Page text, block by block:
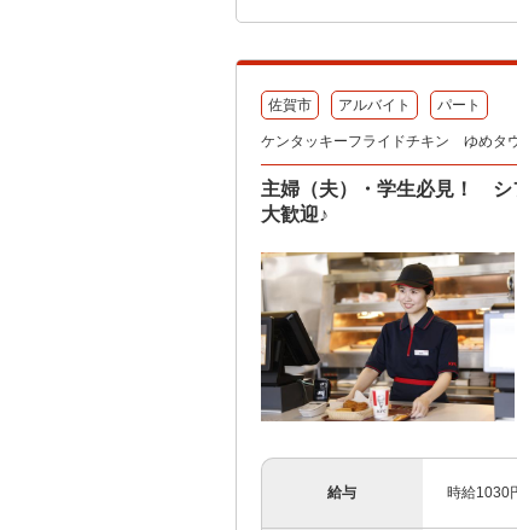
佐賀市 アルバイト パート
ケンタッキーフライドチキン ゆめタ
主婦（夫）・学生必見！ シ
大歓迎♪
給与 時給1030